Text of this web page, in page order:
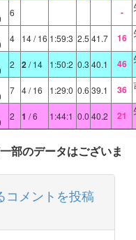
6 -
4 14/ 16 1:59:3 2.5 41.7 16
2 2/ 14 1:50:2 0.3 40.1 46
7 4/ 16 1:29:0 0.6 39.1 36
2 1 / 6 1:44:1 0.0 40.2 21
部のデータはございま
コメントを投稿